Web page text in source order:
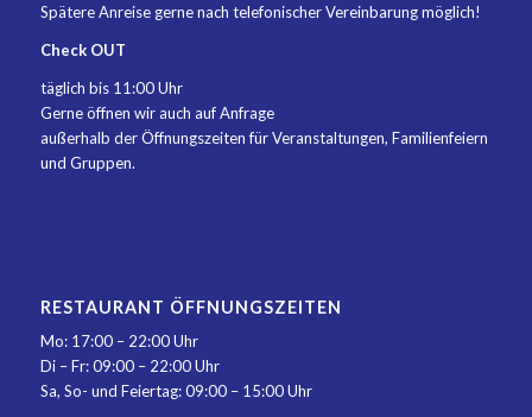
Spätere Anreise gerne nach telefonischer Vereinbarung möglich!
Check OUT
täglich bis 11:00 Uhr
Gerne öffnen wir auch auf Anfrage
außerhalb der Öffnungszeiten für Veranstaltungen, Familienfeiern
und Gruppen.
RESTAURANT ÖFFNUNGSZEITEN
Mo: 17:00 – 22:00 Uhr
Di – Fr: 09:00 – 22:00 Uhr
Sa, So- und Feiertag: 09:00 – 15:00 Uhr